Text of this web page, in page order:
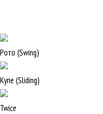
Рото (Swing)
Купе (Sliding)
Twice